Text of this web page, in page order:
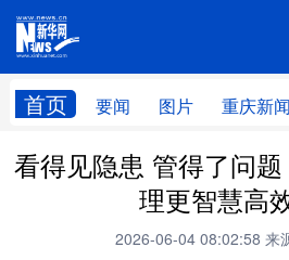
首页 要闻 图片 重庆新闻
网站地图
看得见隐患 管得了问
理更智慧高
2026-06-04 08:02:58 来